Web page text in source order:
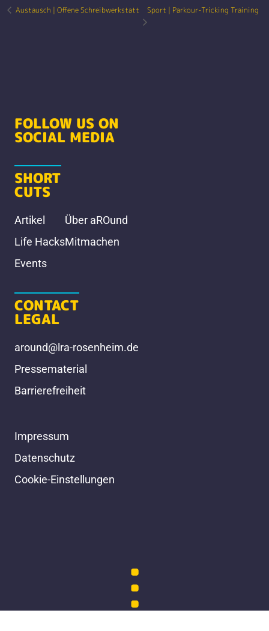
Austausch | Offene Schreibwerkstatt Sport | Parkour-Tricking Training
FOLLOW US ON
SOCIAL MEDIA
SHORT
CUTS
Artikel
Life Hacks
Events
Über aROund
Mitmachen
CONTACT
LEGAL
around@lra-rosenheim.de
Pressematerial
Barrierefreiheit
Impressum
Datenschutz
Cookie-Einstellungen